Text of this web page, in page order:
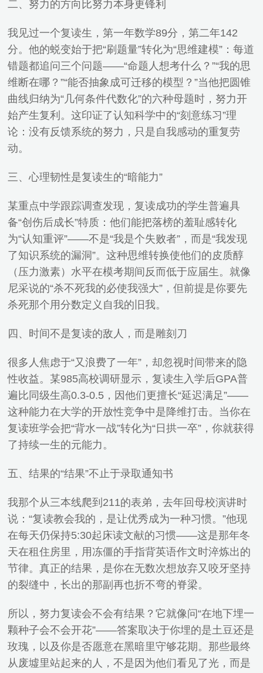
二、努力的方向比努力本身更锋利
我见过一个复读生，第一年数学89分，第二年142
分。他的蜕变始于把“刷题量”转化为“思维建模”：每道
错题都追问三个问题——“命题人想考什么？”“我的思
维断在哪？”“能否抽象成可迁移的模型？”当他把圆锥
曲线归纳为“几何条件代数化”的六种母题时，努力开
始产生复利。这印证了认知科学中的“刻意练习”理
论：没有反馈系统的努力，只是自我感动的重复劳
动。
三、心理韧性是复读生的“暗能力”
某重点中学跟踪调查发现，复读成功的学生普遍具
备“创伤后成长”特质：他们能把落榜的羞耻感转化
为“认知重评”——不是“我是个失败者”，而是“我发现
了知识系统的漏洞”。这种思维转换使他们的皮质醇
（压力激素）水平在模考期间反而低于应届生。就像
尼采说的“杀不死我的必使我强大”，但前提是你要先
杀死那个用分数定义自我的旧我。
四、时间不是复读的敌人，而是雕刻刀
很多人焦虑于“又浪费了一年”，却忽视时间带来的隐
性收益。某985高校调研显示，复读生入学后GPA普
遍比同级生高0.3-0.5，因他们更擅长“延迟满足”——
这种能力在大学的开放性竞争中是降维打击。当你在
复读班学会把“背水一战”转化为“日拱一卒”，你就获得
了持续一生的元能力。
五、结果的“结果”不止于录取通知书
我那个从三本线爬到211的表弟，去年回母校演讲时
说：“复读教会我的，是让优秀成为一种习惯。”他现
在每天仍保持5:30起床读文献的习惯——这是那年冬
天在租住房里，用冻僵的手指背英语作文时淬炼出的
节律。真正的结果，是你在无数次想放弃又咬牙坚持
的裂缝中，长出的那副再也折不弯的脊梁。
所以，努力复读会不会有结果？它就像问“在地下埋一
颗种子会不会开花”——答案取决于你埋的是土豆还是
玫瑰，以及你是否愿意在黑暗里守够花期。那些最终
从废墟里站起来的人，不是因为他们看见了光，而是